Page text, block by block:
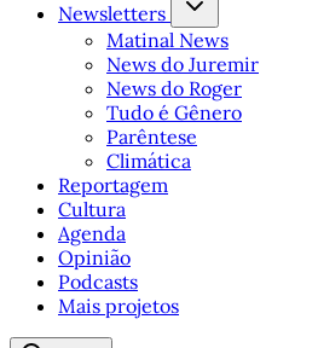
Newsletters
Matinal News
News do Juremir
News do Roger
Tudo é Gênero
Parêntese
Climática
Reportagem
Cultura
Agenda
Opinião
Podcasts
Mais projetos